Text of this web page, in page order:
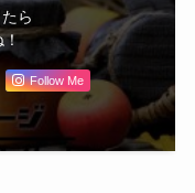
ら
！
Follow Me